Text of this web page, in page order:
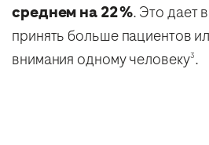
среднем на 22 %. Это дает
принять больше пациентов
внимания одному человеку3.